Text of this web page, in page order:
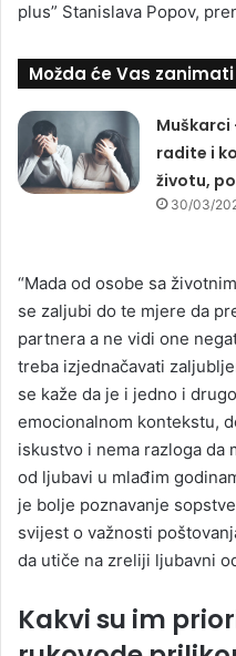
plus” Stanislava Popov,
Možda će Vas zanimati
Muškarci
radite i
životu,
30/03/
“Mada od osobe sa
se zaljubi do te mjere da
partnera a ne vidi one
treba izjednačavati
se kaže da je i jedno i
emocionalnom kontekstu,
iskustvo i nema razloga da
od ljubavi u mlađim
je bolje poznavanje
svijest o važnosti
da utiče na zreliji ljubavni
Kakvi su im